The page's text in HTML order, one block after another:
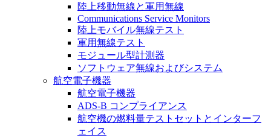
陸上移動無線と軍用無線
Communications Service Monitors
陸上モバイル無線テスト
軍用無線テスト
モジュール型計測器
ソフトウェア無線およびシステム
航空電子機器
航空電子機器
ADS-B コンプライアンス
航空機の燃料量テストセットとインターフ
ェイス